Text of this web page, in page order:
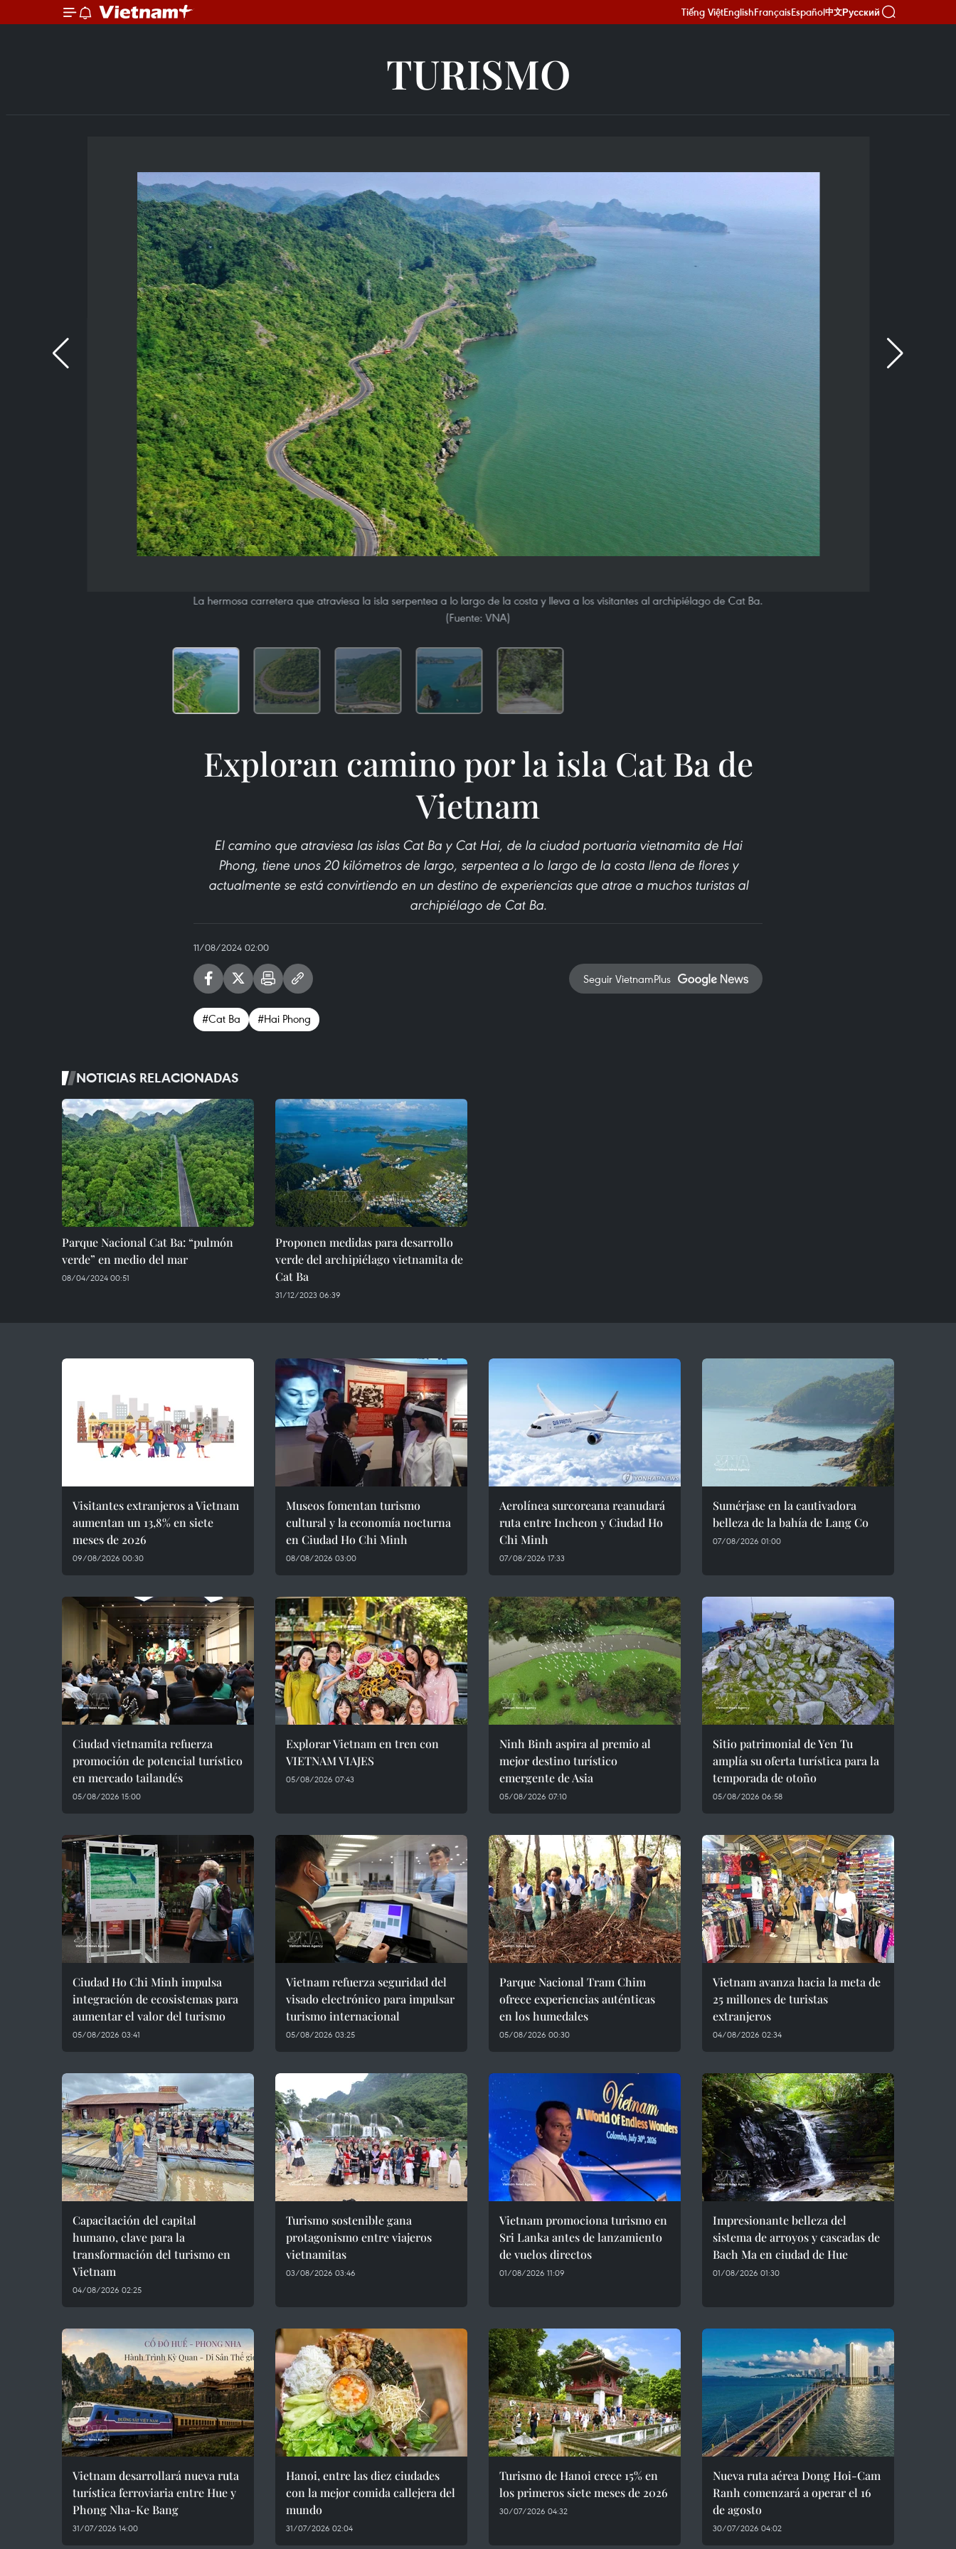
Tiếng ViệtEnglishFrançaisEspañol中文Русский
TURISMO
La hermosa carretera que atraviesa la isla serpentea a lo largo de la costa y lleva a los visitantes al archipiélago de Cat Ba.
(Fuente: VNA)
Exploran camino por la isla Cat Ba de
Vietnam
El camino que atraviesa las islas Cat Ba y Cat Hai, de la ciudad portuaria vietnamita de Hai
Phong, tiene unos 20 kilómetros de largo, serpentea a lo largo de la costa llena de flores y
actualmente se está convirtiendo en un destino de experiencias que atrae a muchos turistas al
archipiélago de Cat Ba.
11/08/2024 02:00
Seguir VietnamPlus
#Cat Ba #Hai Phong
NOTICIAS RELACIONADAS
Parque Nacional Cat Ba: “pulmón
verde” en medio del mar
08/04/2024 00:51
Proponen medidas para desarrollo
verde del archipiélago vietnamita de
Cat Ba
31/12/2023 06:39
Visitantes extranjeros a Vietnam
aumentan un 13,8% en siete
meses de 2026
09/08/2026 00:30
Museos fomentan turismo
cultural y la economía nocturna
en Ciudad Ho Chi Minh
08/08/2026 03:00
Aerolínea surcoreana reanudará
ruta entre Incheon y Ciudad Ho
Chi Minh
07/08/2026 17:33
Sumérjase en la cautivadora
belleza de la bahía de Lang Co
07/08/2026 01:00
Ciudad vietnamita refuerza
promoción de potencial turístico
en mercado tailandés
05/08/2026 15:00
Explorar Vietnam en tren con
VIETNAM VIAJES
05/08/2026 07:43
Ninh Binh aspira al premio al
mejor destino turístico
emergente de Asia
05/08/2026 07:10
Sitio patrimonial de Yen Tu
amplía su oferta turística para la
temporada de otoño
05/08/2026 06:58
Ciudad Ho Chi Minh impulsa
integración de ecosistemas para
aumentar el valor del turismo
05/08/2026 03:41
Vietnam refuerza seguridad del
visado electrónico para impulsar
turismo internacional
05/08/2026 03:25
Parque Nacional Tram Chim
ofrece experiencias auténticas
en los humedales
05/08/2026 00:30
Vietnam avanza hacia la meta de
25 millones de turistas
extranjeros
04/08/2026 02:34
Capacitación del capital
humano, clave para la
transformación del turismo en
Vietnam
04/08/2026 02:25
Turismo sostenible gana
protagonismo entre viajeros
vietnamitas
03/08/2026 03:46
Vietnam promociona turismo en
Sri Lanka antes de lanzamiento
de vuelos directos
01/08/2026 11:09
Impresionante belleza del
sistema de arroyos y cascadas de
Bach Ma en ciudad de Hue
01/08/2026 01:30
Vietnam desarrollará nueva ruta
turística ferroviaria entre Hue y
Phong Nha-Ke Bang
31/07/2026 14:00
Hanoi, entre las diez ciudades
con la mejor comida callejera del
mundo
31/07/2026 02:04
Turismo de Hanoi crece 15% en
los primeros siete meses de 2026
30/07/2026 04:32
Nueva ruta aérea Dong Hoi-Cam
Ranh comenzará a operar el 16
de agosto
30/07/2026 04:02